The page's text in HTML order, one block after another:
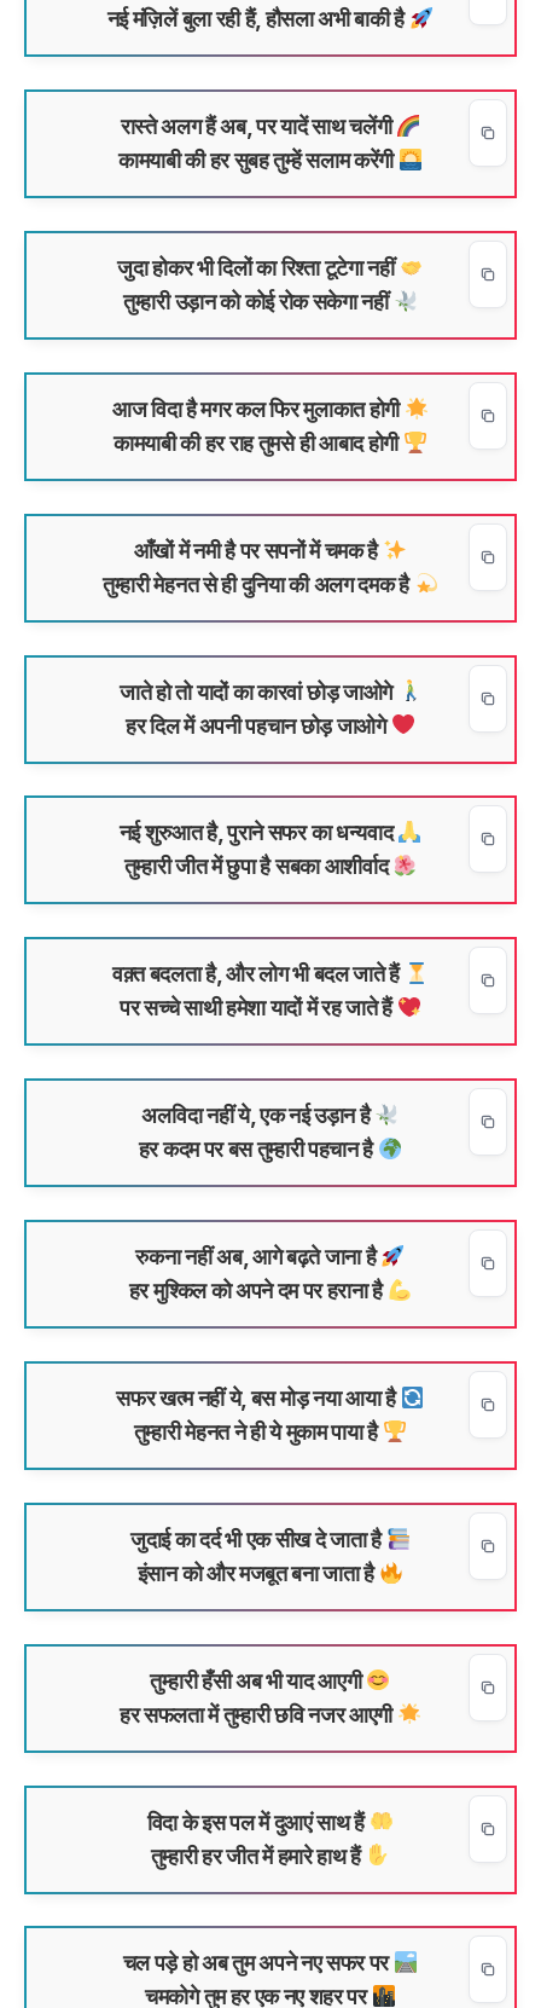
नई मंज़िलें बुला रही हैं, हौसला अभी बाकी है
रास्ते अलग हैं अब, पर यादें साथ चलेंगी
कामयाबी की हर सुबह तुम्हें सलाम करेंगी
जुदा होकर भी दिलों का रिश्ता टूटेगा नहीं
तुम्हारी उड़ान को कोई रोक सकेगा नहीं
आज विदा है मगर कल फिर मुलाकात होगी
कामयाबी की हर राह तुमसे ही आबाद होगी
आँखों में नमी है पर सपनों में चमक है
तुम्हारी मेहनत से ही दुनिया की अलग दमक है
जाते हो तो यादों का कारवां छोड़ जाओगे
हर दिल में अपनी पहचान छोड़ जाओगे
नई शुरुआत है, पुराने सफर का धन्यवाद
तुम्हारी जीत में छुपा है सबका आशीर्वाद
वक़्त बदलता है, और लोग भी बदल जाते हैं
पर सच्चे साथी हमेशा यादों में रह जाते हैं
अलविदा नहीं ये, एक नई उड़ान है
हर कदम पर बस तुम्हारी पहचान है
रुकना नहीं अब, आगे बढ़ते जाना है
हर मुश्किल को अपने दम पर हराना है
सफर खत्म नहीं ये, बस मोड़ नया आया है
तुम्हारी मेहनत ने ही ये मुकाम पाया है
जुदाई का दर्द भी एक सीख दे जाता है
इंसान को और मजबूत बना जाता है
तुम्हारी हँसी अब भी याद आएगी
हर सफलता में तुम्हारी छवि नजर आएगी
विदा के इस पल में दुआएं साथ हैं
तुम्हारी हर जीत में हमारे हाथ हैं
चल पड़े हो अब तुम अपने नए सफर पर
चमकोगे तुम हर एक नए शहर पर